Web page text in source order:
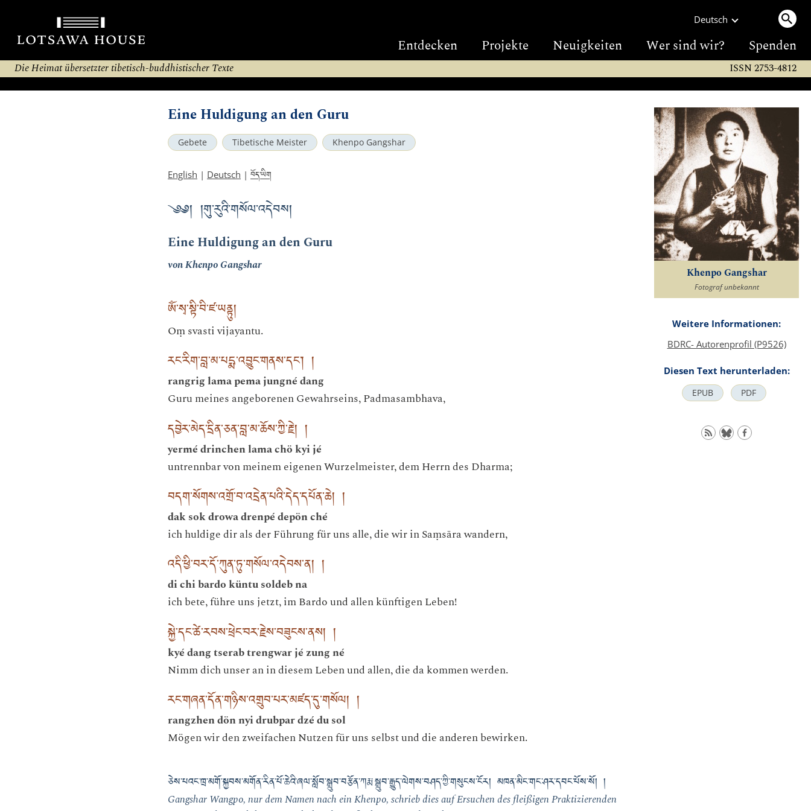
Deutsch
Entdecken Projekte Neuigkeiten Wer sind wir? Spenden
Die Heimat übersetzter tibetisch-buddhistischer Texte ISSN 2753-4812
Eine Huldigung an den Guru
Gebete Tibetische Meister Khenpo Gangshar
English | Deutsch | བོད་ཡིག
༄༅། །གུ་རུའི་གསོལ་འདེབས།
Eine Huldigung an den Guru
von Khenpo Gangshar
ཨོཾ་སྭ་སྟི་བི་ཛ་ཡནྟུ།
Oṃ svasti vijayantu.
རང་རིག་བླ་མ་པདྨ་འབྱུང་གནས་དང་། །
rangrig lama pema jungné dang
Guru meines angeborenen Gewahrseins, Padmasambhava,
དབྱེར་མེད་དྲིན་ཅན་བླ་མ་ཆོས་ཀྱི་རྗེ། །
yermé drinchen lama chö kyi jé
untrennbar von meinem eigenen Wurzelmeister, dem Herrn des Dharma;
བདག་སོགས་འགྲོ་བ་འདྲེན་པའི་དེད་དཔོན་ཆེ། །
dak sok drowa drenpé depön ché
ich huldige dir als der Führung für uns alle, die wir in Saṃsāra wandern,
འདི་ཕྱི་བར་དོ་ཀུན་ཏུ་གསོལ་འདེབས་ན། །
di chi bardo küntu soldeb na
ich bete, führe uns jetzt, im Bardo und allen künftigen Leben!
སྐྱེ་དང་ཚེ་རབས་ཕྲེང་བར་རྗེས་བཟུངས་ནས། །
kyé dang tserab trengwar jé zung né
Nimm dich unser an in diesem Leben und allen, die da kommen werden.
རང་གཞན་དོན་གཉིས་འགྲུབ་པར་མཛད་དུ་གསོལ། །
rangzhen dön nyi drubpar dzé du sol
Mögen wir den zweifachen Nutzen für uns selbst und die anderen bewirken.
ཅེས་པའང་ཁྲ་མགོ་སྐྱབས་མགོན་རིན་པོ་ཆེའི་ཞལ་སློབ་སྒྲུབ་བརྩོན་ཀརྨ་སྒྲུབ་རྒྱུད་ལེགས་བཤད་ཀྱི་གསུངས་ངོར། མཁན་མིང་གང་ཤར་དབང་པོས་སོ། །
Gangshar Wangpo, nur dem Namen nach ein Khenpo, schrieb dies auf Ersuchen des fleißigen Praktizierenden
Khenpo Gangshar
Fotograf unbekannt
Weitere Informationen:
BDRC- Autorenprofil (P9526)
Diesen Text herunterladen:
EPUB PDF